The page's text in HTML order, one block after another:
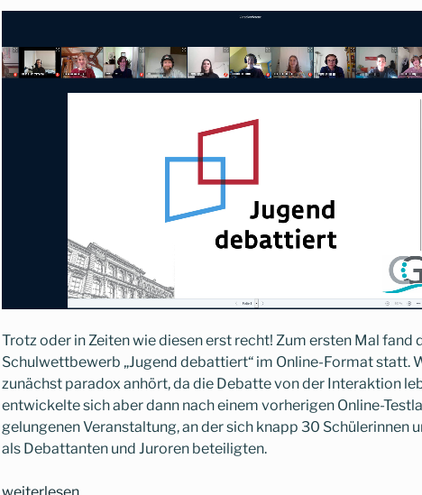
Trotz oder in Zeiten wie diesen erst recht! Zum ersten Mal fand
Schulwettbewerb „Jugend debattiert“ im Online-Format statt.
zunächst paradox anhört, da die Debatte von der Interaktion
entwickelte sich aber dann nach einem vorherigen Online-
gelungenen Veranstaltung, an der sich knapp 30 Schülerinnen
als Debattanten und Juroren beteiligten.
„„Jugend